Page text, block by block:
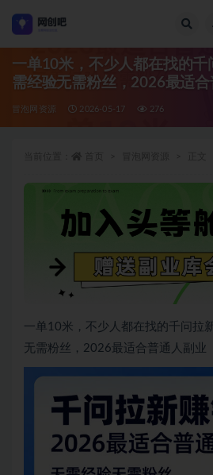
一单10米，不少人都在找的
需经验无需粉丝，2026最适
月17日）
冒泡网资源 2026-05-17 276
一单10米，不少人都在找的千问拉
无需粉丝，2026最适合普通人副业